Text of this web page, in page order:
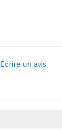
Écrire un avis